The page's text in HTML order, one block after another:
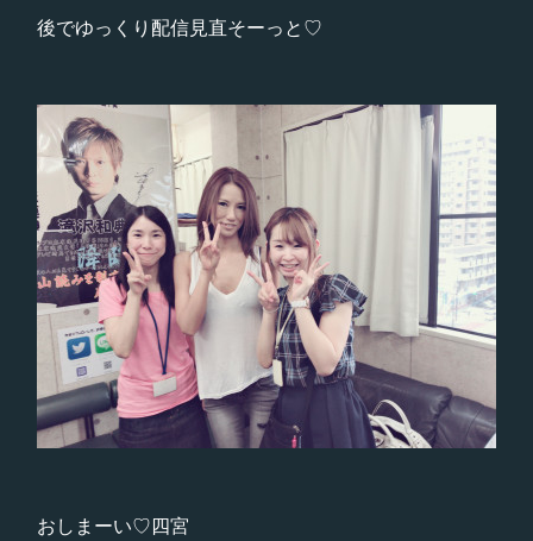
後でゆっくり配信見直そーっと♡
おしまーい♡四宮